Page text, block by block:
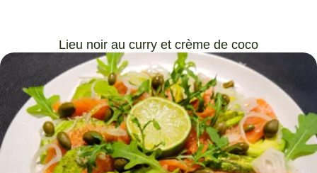
Lieu noir au curry et crème de coco